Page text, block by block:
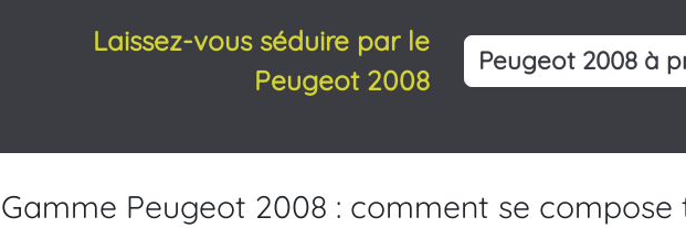
Laissez-vous séduire par le
Peugeot 2008
Peugeot 2008 à
Gamme Peugeot 2008 : comment se compose